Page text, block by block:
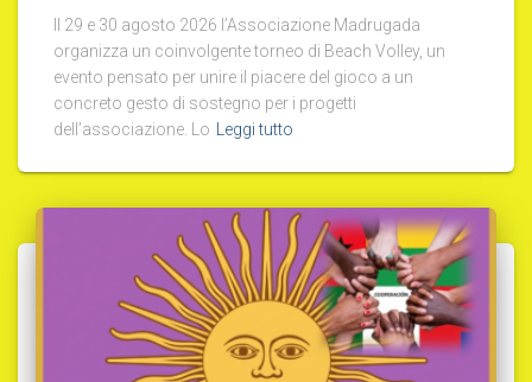
Il 29 e 30 agosto 2026 l’Associazione Madrugada
organizza un coinvolgente torneo di Beach Volley, un
evento pensato per unire il piacere del gioco a un
concreto gesto di sostegno per i progetti
dell’associazione. Lo
Leggi tutto